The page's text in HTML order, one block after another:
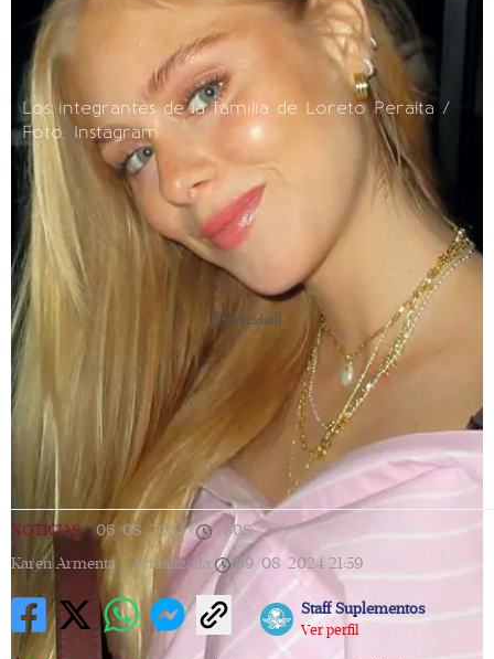
Los integrantes de la familia de Loreto Peralta /
Foto: Instagram
[Publicidad]
NOTICIAS | 06/08/2024 | 17:08 |
Karen Armenta |
Actualizada 09/08/2024 21:59
Staff Suplementos
Ver perfil